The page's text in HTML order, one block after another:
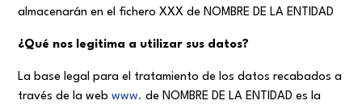
almacenarán en el fichero XXX de NOMBRE DE LA ENTIDAD
¿Qué nos legitima a utilizar sus datos?
La base legal para el tratamiento de los datos recabados a
través de la webwww. de NOMBRE DE LA ENTIDAD es la